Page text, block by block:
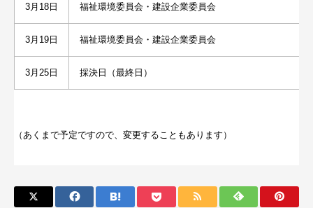
3月18日 福祉環境委員会・建設企業委員会
3月19日 福祉環境委員会・建設企業委員会
3月25日 採決日（最終日）
（あくまで予定ですので、変更することもあります）